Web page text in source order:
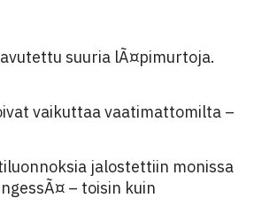
suuria lÃ¤pimurtoja.
vaikuttaa vaatimattomilta –
jalostettiin monissa
– toisin kuin